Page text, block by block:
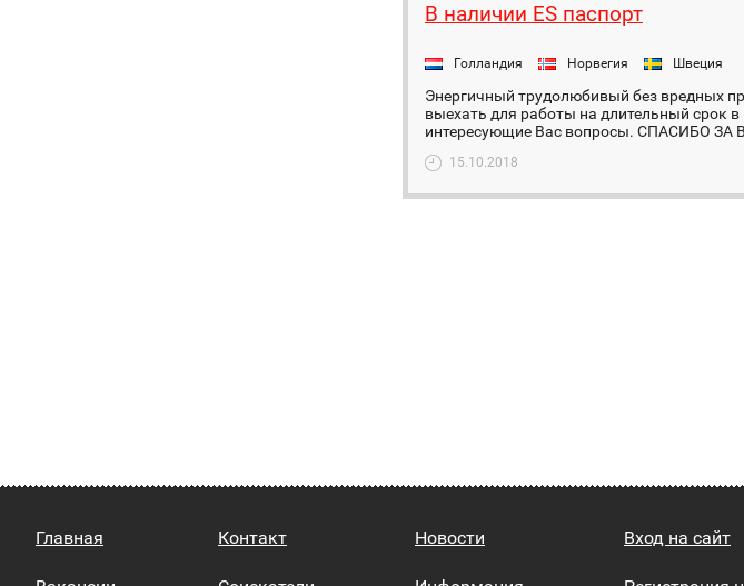
В наличии ES паспорт
Голландия Норвегия Швеция
Энергичный трудолюбивый без вредных
выехать для работы на длительный срок
интересующие Вас вопросы. СПАСИБО
15.10.2018
Главная Контакт Новости Вход на сайт